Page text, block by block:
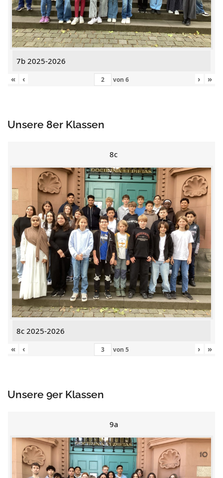
7b 2025-2026
«
‹ von 6 › »
Unsere 8er Klassen
8c
8c 2025-2026
«
‹ von 5 › »
Unsere 9er Klassen
9a